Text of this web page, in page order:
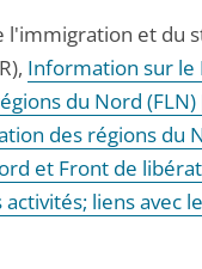
l'immigration et du
Information sur le
du Nord (FLN)
des régions du
et Front de
liens avec